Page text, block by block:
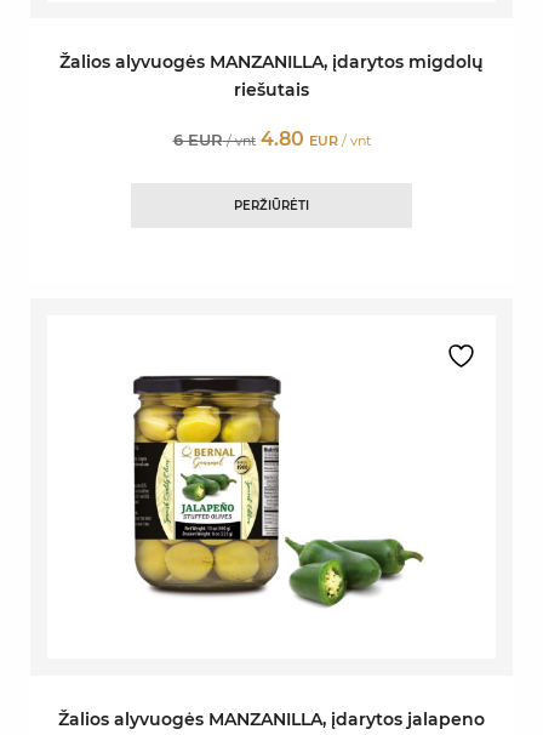
Žalios alyvuogės MANZANILLA, įdarytos migdolų
riešutais
6 EUR/ vnt 4.80 EUR/ vnt
PERŽIŪRĖTI
Žalios alyvuogės MANZANILLA, įdarytos jalapeno